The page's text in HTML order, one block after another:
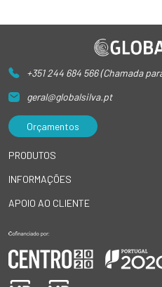
+351 244 684 566 (Chamada
geral@globalsilva.pt
Orçamentos
PRODUTOS
INFORMAÇÕES
APOIO AO CLIENTE